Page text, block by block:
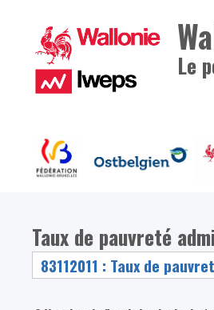
Le
Taux de pauvreté